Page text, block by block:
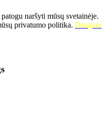
naršyti mūsų svetainėje.
privatumo politika. Daugiau